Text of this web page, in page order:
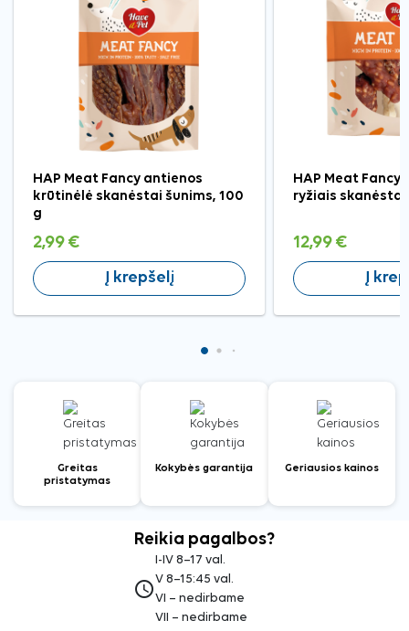
HAP Meat Fancy antienos
krūtinėlė skanėstai šunims, 100
g
2,99 €
Į krepšelį
HAP Meat Fancy
ryžiais skanėstai
12,99 €
Į
Greitas
pristatymas
Kokybės garantija Geriausios kainos
Reikia pagalbos?
access_time
I-IV 8–17 val.
V 8–15:45 val.
VI – nedirbame
VII – nedirbame